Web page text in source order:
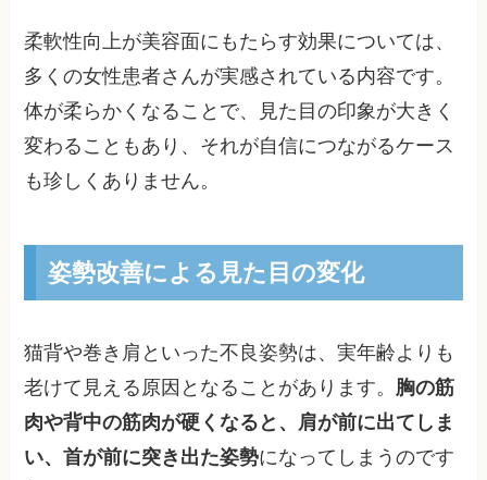
柔軟性向上が美容面にもたらす効果については、
多くの女性患者さんが実感されている内容です。
体が柔らかくなることで、見た目の印象が大きく
変わることもあり、それが自信につながるケース
も珍しくありません。
姿勢改善による見た目の変化
猫背や巻き肩といった不良姿勢は、実年齢よりも
老けて見える原因となることがあります。 胸の筋
肉や背中の筋肉が硬くなると、肩が前に出てしま
い、首が前に突き出た姿勢になってしまうのです